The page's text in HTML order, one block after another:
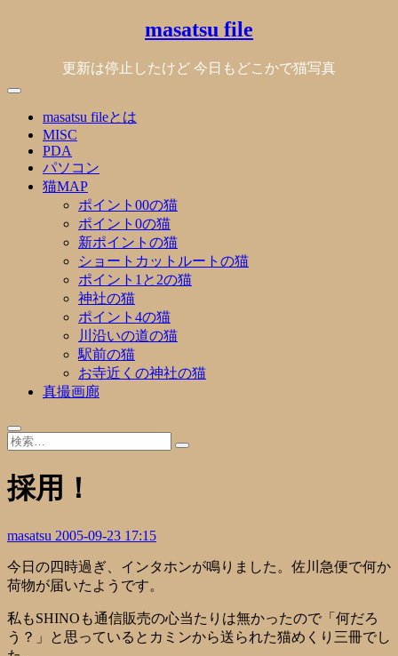
masatsu file
更新は停止したけど 今日もどこかで猫写真
masatsu fileとは
MISC
PDA
パソコン
猫MAP
ポイント00の猫
ポイント0の猫
新ポイントの猫
ショートカットルートの猫
ポイント1と2の猫
神社の猫
ポイント4の猫
川沿いの道の猫
駅前の猫
お寺近くの神社の猫
真撮画廊
採用！
masatsu 2005-09-23 17:15
今日の四時過ぎ、インタホンが鳴りました。佐川急便で何か
荷物が届いたようです。
私もSHINOも通信販売の心当たりは無かったので「何だろ
う？」と思っているとカミンから送られた猫めくり三冊でし